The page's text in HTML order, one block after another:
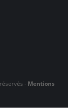
- Mentions